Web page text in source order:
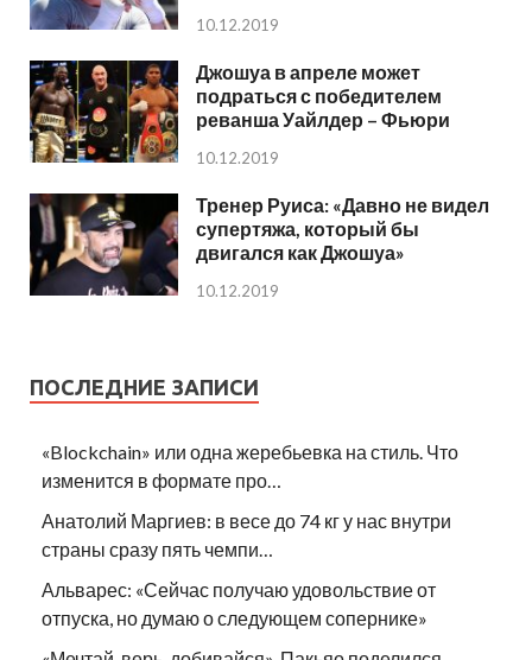
10.12.2019
Джошуа в апреле может
подраться с победителем
реванша Уайлдер – Фьюри
10.12.2019
Тренер Руиса: «Давно не видел
супертяжа, который бы
двигался как Джошуа»
10.12.2019
ПОСЛЕДНИЕ ЗАПИСИ
«Blockchain» или одна жеребьевка на стиль. Что
изменится в формате про…
Анатолий Маргиев: в весе до 74 кг у нас внутри
страны сразу пять чемпи…
Альварес: «Сейчас получаю удовольствие от
отпуска, но думаю о следующем сопернике»